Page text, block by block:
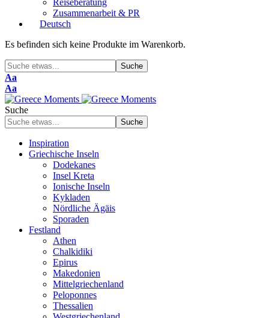
Reiseberatung
Zusammenarbeit & PR
Deutsch
Es befinden sich keine Produkte im Warenkorb.
Schriftgrößenanpassung
Aa
Schriftgrößenanpassung
Aa
Suche
Inspiration
Griechische Inseln
Dodekanes
Insel Kreta
Ionische Inseln
Kykladen
Nördliche Ägäis
Sporaden
Festland
Athen
Chalkidiki
Epirus
Makedonien
Mittelgriechenland
Peloponnes
Thessalien